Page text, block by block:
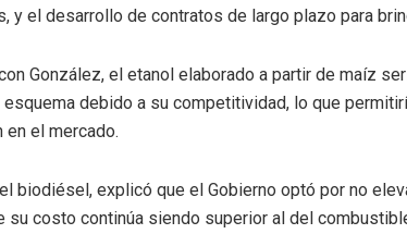
y el desarrollo de contratos de largo plazo para
González, el etanol elaborado a partir de maíz
esquema debido a su competitividad, lo que
en el mercado.
biodiésel, explicó que el Gobierno optó por no
su costo continúa siendo superior al del